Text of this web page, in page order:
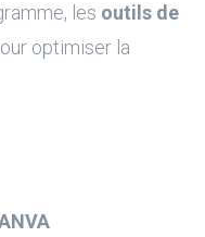
les outils de
optimiser la